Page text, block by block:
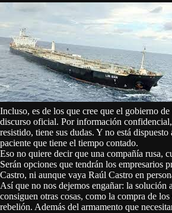
Incluso, es de los que cree que el gobierno
discurso oficial. Por información
resistido, tiene sus dudas. Y no está
paciente que tiene el tiempo contado.
Eso no quiere decir que una compañía rusa,
Serán opciones que tendrán los empresarios
Castro, ni aunque vaya Raúl Castro en
Así que no nos dejemos engañar: la
consiguen otras cosas, como la compra de
rebelión. Además del armamento que